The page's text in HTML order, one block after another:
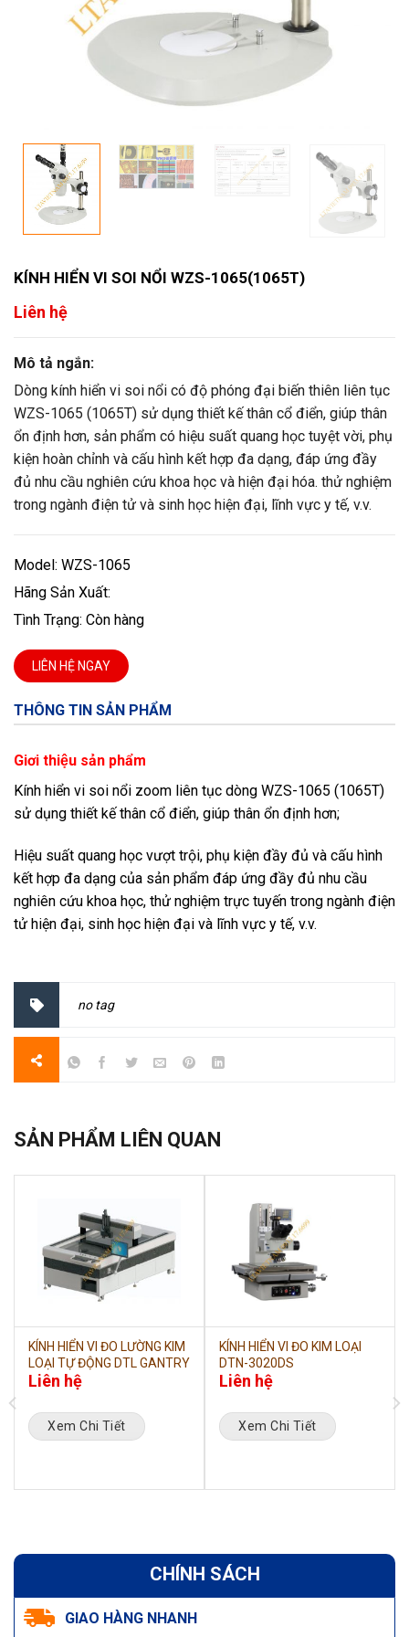
KÍNH HIỂN VI SOI NỔI WZS-1065(1065T)
Liên hệ
Mô tả ngắn:
Dòng kính hiển vi soi nổi có độ phóng đại biến thiên liên tục
WZS-1065 (1065T) sử dụng thiết kế thân cổ điển, giúp thân
ổn định hơn, sản phẩm có hiệu suất quang học tuyệt vời, phụ
kiện hoàn chỉnh và cấu hình kết hợp đa dạng, đáp ứng đầy
đủ nhu cầu nghiên cứu khoa học và hiện đại hóa. thử nghiệm
trong ngành điện tử và sinh học hiện đại, lĩnh vực y tế, v.v.
Model: WZS-1065
Hãng Sản Xuất:
Tình Trạng: Còn hàng
LIÊN HỆ NGAY
THÔNG TIN SẢN PHẨM
Giơi thiệu sản phẩm
Kính hiển vi soi nổi zoom liên tục dòng WZS-1065 (1065T)
sử dụng thiết kế thân cổ điển, giúp thân ổn định hơn;
Hiệu suất quang học vượt trội, phụ kiện đầy đủ và cấu hình
kết hợp đa dạng của sản phẩm đáp ứng đầy đủ nhu cầu
nghiên cứu khoa học, thử nghiệm trực tuyến trong ngành điện
tử hiện đại, sinh học hiện đại và lĩnh vực y tế, v.v.
no tag
SẢN PHẨM LIÊN QUAN
KÍNH HIỂN VI ĐO LƯỜNG KIM
LOẠI TỰ ĐỘNG DTL GANTRY
Liên hệ
Xem Chi Tiết
KÍNH HIỂN VI ĐO KIM LOẠI
DTN-3020DS
Liên hệ
Xem Chi Tiết
CHÍNH SÁCH
GIAO HÀNG NHANH